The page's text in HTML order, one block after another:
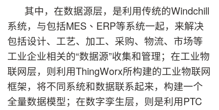
其中，在数据源层，是利用传统的Windchill
系统，与包括MES 、 ERP等系统一起，来解决
包括设计、工艺、加工、采购、物流、市场等
工业企业相关的“数据源”收集和管理；在工业物
联网层，则利用ThingWorx所构建的工业物联网
框架，将不同系统和数据联系起来，构建一个
全量数据模型；在数字孪生层，则是利用PTC